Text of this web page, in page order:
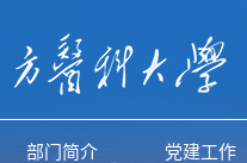
部门简介 党建工作